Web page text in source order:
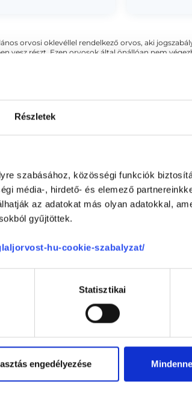
Részletek
szabásához, közösségi funkciók
média-, hirdető- és elemező
az adatokat más olyan adatokkal,
gyűjtöttek.
hu-cookie-szabalyzat/
Statisztikai
engedélyezése
orvosi oklevéllel rendelkező orvos, aki
vesz részt. Ezen orvosok által önállóan nem
felügyeli az egészségügyi szolgáltató
feladatokat. A foglaljorvost.hu felelősségét kizárja
Lágylézer kezelés 1. alkalom
Lágylézer kezelés további